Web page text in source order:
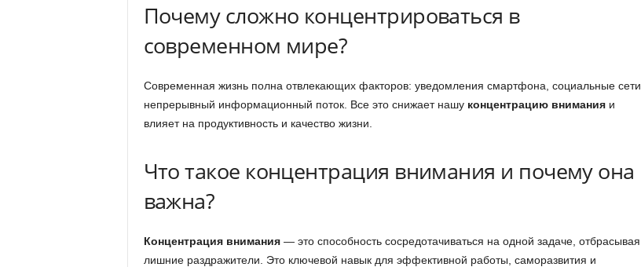
Почему сложно концентрироваться в
современном мире?
Современная жизнь полна отвлекающих факторов: уведомления смартфона, социальные сети,
непрерывный информационный поток. Все это снижает нашу концентрацию вниманияи
влияет на продуктивность и качество жизни.
Что такое концентрация внимания и почему она
важна?
Концентрация внимания— это способность сосредотачиваться на одной задаче, отбрасывая
лишние раздражители. Это ключевой навык для эффективной работы, саморазвития и